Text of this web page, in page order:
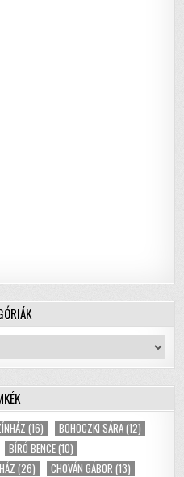
(16) BOHOCZKI SÁRA(12)
BÍRÓ BENCE(10)
(26) CHOVÁN GÁBOR (13)